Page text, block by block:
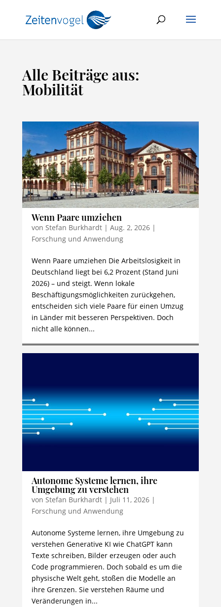
Alle Beiträge aus:
Mobilität
Wenn Paare umziehen
von Stefan Burkhardt| Aug. 2, 2026|
Forschung und Anwendung
Wenn Paare umziehen Die Arbeitslosigkeit in
Deutschland liegt bei 6,2 Prozent (Stand Juni
2026) – und steigt. Wenn lokale
Beschäftigungsmöglichkeiten zurückgehen,
entscheiden sich viele Paare für einen Umzug
in Länder mit besseren Perspektiven. Doch
nicht alle können...
Autonome Systeme lernen, ihre
Umgebung zu verstehen
von Stefan Burkhardt| Juli 11, 2026|
Forschung und Anwendung
Autonome Systeme lernen, ihre Umgebung zu
verstehen Generative KI wie ChatGPT kann
Texte schreiben, Bilder erzeugen oder auch
Code programmieren. Doch sobald es um die
physische Welt geht, stoßen die Modelle an
ihre Grenzen. Sie verstehen Räume und
Veränderungen in...